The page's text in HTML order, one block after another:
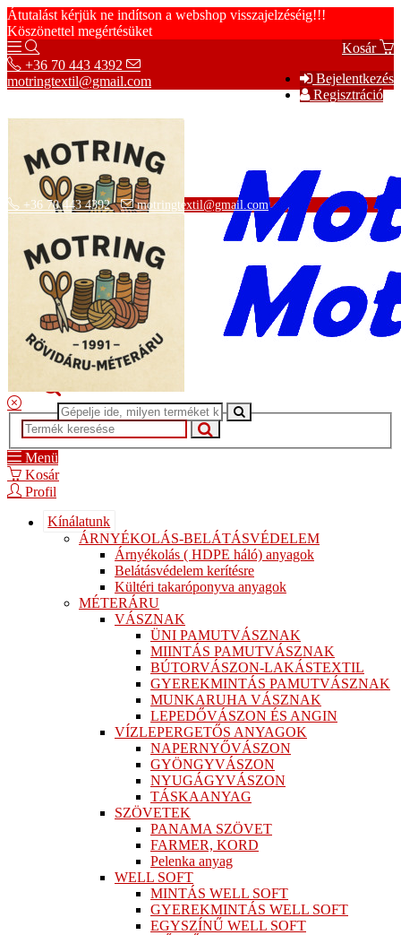
Átutalást kérjük ne indítson a webshop visszajelzéséig!!!
Köszönettel megértésüket
Kosár
Bejelentkezés
Regisztráció
+36 70 443 4392
motringtextil@gmail.com
Adatvédelmi tájékoztató
ÁSZF
Szállítási információk
+36 70 443 4392 motringtextil@gmail.com
Menü
Kosár
Profil
Kínálatunk
ÁRNYÉKOLÁS-BELÁTÁSVÉDELEM
Árnyékolás ( HDPE háló) anyagok
Belátásvédelem kerítésre
Kültéri takaróponyva anyagok
MÉTERÁRU
VÁSZNAK
ÜNI PAMUTVÁSZNAK
MIINTÁS PAMUTVÁSZNAK
BÚTORVÁSZON-LAKÁSTEXTIL
GYEREKMINTÁS PAMUTVÁSZNAK
MUNKARUHA VÁSZNAK
LEPEDŐVÁSZON ÉS ANGIN
VÍZLEPERGETŐS ANYAGOK
NAPERNYŐVÁSZON
GYÖNGYVÁSZON
NYUGÁGYVÁSZON
TÁSKAANYAG
SZÖVETEK
PANAMA SZÖVET
FARMER, KORD
Pelenka anyag
WELL SOFT
MINTÁS WELL SOFT
GYEREKMINTÁS WELL SOFT
EGYSZÍNŰ WELL SOFT